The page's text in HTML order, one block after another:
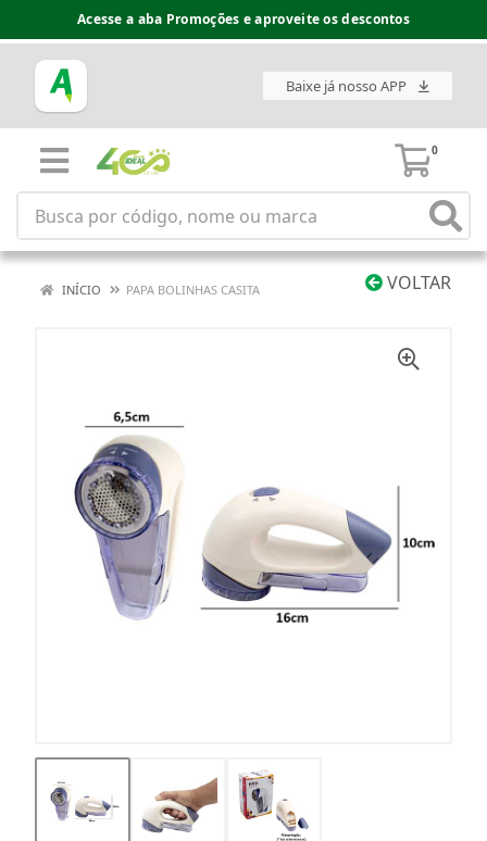
Acesse a aba Promoções e aproveite os descontos
Baixe já nosso APP
0
VOLTAR
INÍCIO PAPA BOLINHAS CASITA